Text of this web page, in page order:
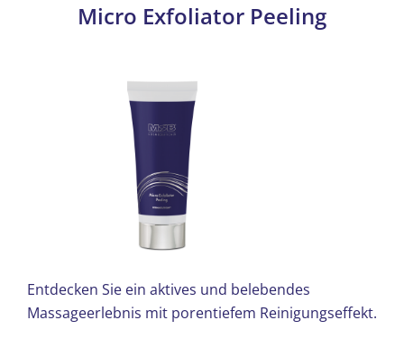
Micro Exfoliator Peeling
Entdecken Sie ein aktives und belebendes
Massageerlebnis mit porentiefem Reinigungseffekt.